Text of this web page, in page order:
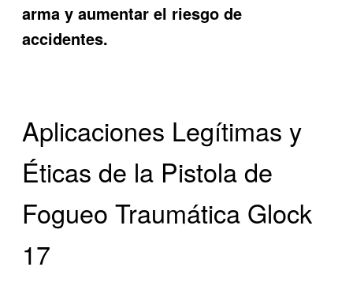
arma y aumentar el riesgo de
accidentes.
Aplicaciones Legítimas y
Éticas de la Pistola de
Fogueo Traumática Glock
17